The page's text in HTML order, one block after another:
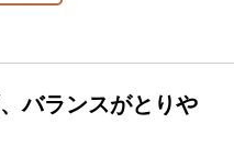
バランスがとりや